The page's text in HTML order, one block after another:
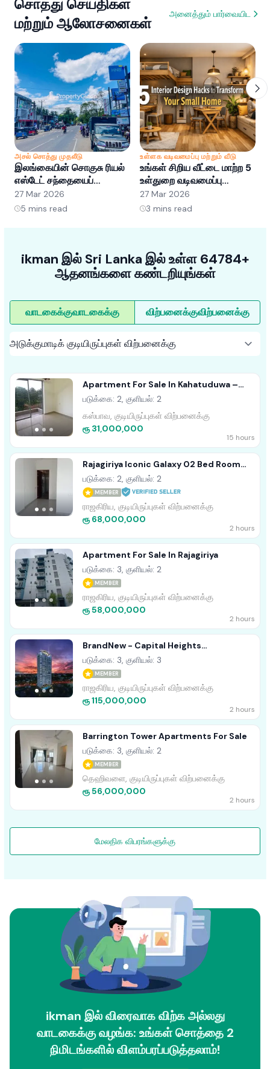
சொத்து செய்திகள்
மற்றும் ஆலோசனைகள்
அனைத்தும் பார்வையிட
அசல் சொத்து முதலீடு
இலங்கையின் சொகுசு ரியல்
எஸ்டேட் சந்தையைப்
புரிந்துகொள்வது: வாய்ப்புகள்
மற்றும் போக்குகள்
27 Mar 2026
5 mins read
உள்ளக வடிவமைப்பு மற்றும் வீடு
உங்கள் சிறிய வீட்டை மாற்ற 5
உள்துறை வடிவமைப்பு
ஹேக்குகள்
27 Mar 2026
3 mins read
ikman இல் Sri Lanka இல் உள்ள 64784+
ஆதனங்களை கண்டறியுங்கள்
வாடகைக்குவாடகைக்கு விற்பனைக்குவிற்பனைக்கு
Apartment For Sale In Kahatuduwa –
Homeland Garden
படுக்கை: 2, குளியல்: 2
கஸ்பாவ, குடியிருப்புகள் விற்பனைக்கு
ரூ 31,000,000
15 hours
Rajagiriya Iconic Galaxy 02 Bed Room
Apartment For Sale
படுக்கை: 2, குளியல்: 2
MEMBER
ராஜகிரிய, குடியிருப்புகள் விற்பனைக்கு
ரூ 68,000,000
2 hours
Apartment For Sale In Rajagiriya
படுக்கை: 3, குளியல்: 2
MEMBER
ராஜகிரிய, குடியிருப்புகள் விற்பனைக்கு
ரூ 58,000,000
2 hours
BrandNew - Capital Heights
Apartments For Sale
படுக்கை: 3, குளியல்: 3
MEMBER
ராஜகிரிய, குடியிருப்புகள் விற்பனைக்கு
ரூ 115,000,000
2 hours
Barrington Tower Apartments For Sale
படுக்கை: 3, குளியல்: 2
MEMBER
தெஹிவளை, குடியிருப்புகள் விற்பனைக்கு
ரூ 56,000,000
2 hours
மேலதிக விபரங்களுக்கு
ikman இல் விரைவாக விற்க அல்லது
வாடகைக்கு வழங்க: உங்கள் சொத்தை 2
நிமிடங்களில் விளம்பரப்படுத்தலாம்!